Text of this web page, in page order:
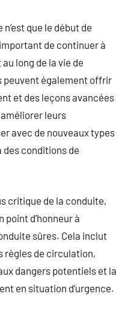
que le début de
de continuer à
long de la vie de
peuvent également offrir
et des leçons avancées
leurs
avec de nouveaux types
des conditions de
critique de la conduite,
d’honneur à
sûres. Cela inclut
règles de circulation,
dangers potentiels et la
en situation d’urgence.